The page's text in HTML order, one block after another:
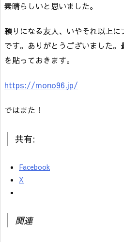
素晴らしいと思いました。
頼りになる友人、いやそれ以上
です。ありがとうございました
を貼っておきます。
https://mono96.jp/
ではまた！
共有:
Facebook
X
関連